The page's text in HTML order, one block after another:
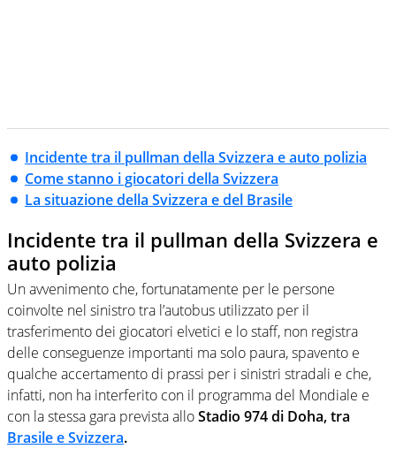
Incidente tra il pullman della Svizzera e auto polizia
Come stanno i giocatori della Svizzera
La situazione della Svizzera e del Brasile
Incidente tra il pullman della Svizzera e
auto polizia
Un avvenimento che, fortunatamente per le persone
coinvolte nel sinistro tra l’autobus utilizzato per il
trasferimento dei giocatori elvetici e lo staff, non registra
delle conseguenze importanti ma solo paura, spavento e
qualche accertamento di prassi per i sinistri stradali e che,
infatti, non ha interferito con il programma del Mondiale e
con la stessa gara prevista alloStadio 974 di Doha, tra
Brasile e Svizzera.